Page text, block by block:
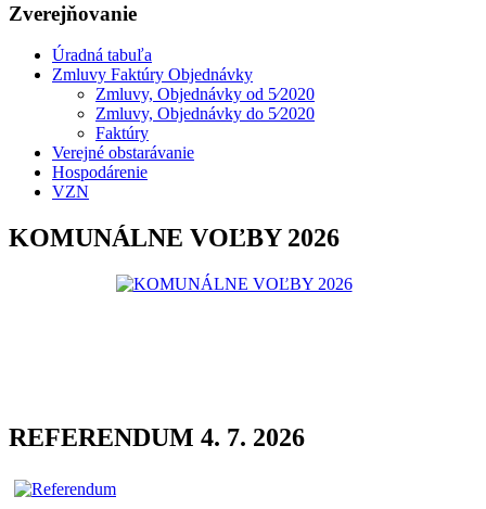
Zverejňovanie
Úradná tabuľa
Zmluvy Faktúry Objednávky
Zmluvy, Objednávky od 5⁄2020
Zmluvy, Objednávky do 5⁄2020
Faktúry
Verejné obstarávanie
Hospodárenie
VZN
KOMUNÁLNE VOĽBY 2026
REFERENDUM 4. 7. 2026